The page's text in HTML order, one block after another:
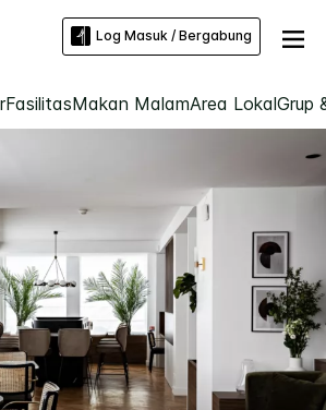
Log Masuk / Bergabung
FasilitasMakan MalamArea LokalGrup